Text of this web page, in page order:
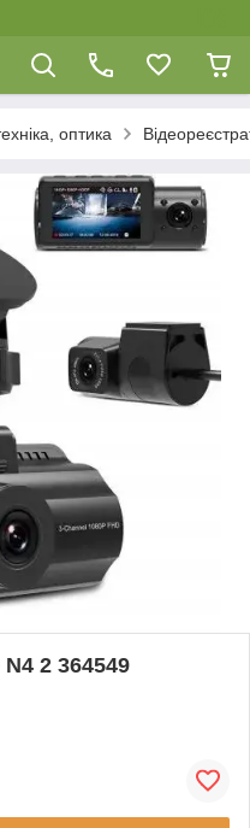
оптика
2 364549